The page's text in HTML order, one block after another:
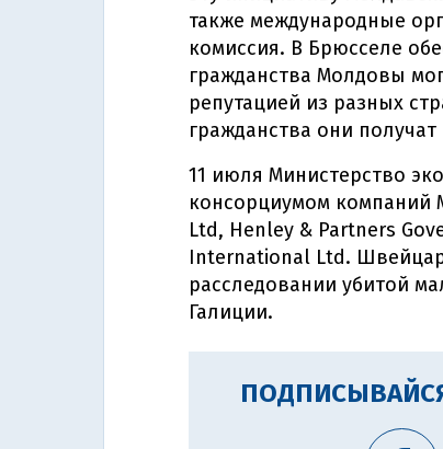
также международные
комиссия. В Брюсселе
гражданства Молдовы
репутацией из разных
гражданства они
11 июля Министерство
консорциумом компаний
Ltd, Henley & Partners
International Ltd.
расследовании убитой
Галиции.